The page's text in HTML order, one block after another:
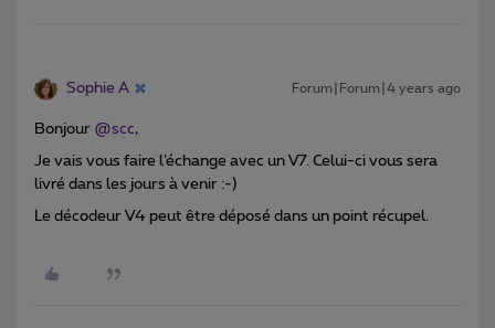
Sophie A Forum|Forum|4 years ago
Bonjour @scc,
Je vais vous faire l’échange avec un V7. Celui-ci vous sera
livré dans les jours à venir :-)
Le décodeur V4 peut être déposé dans un point récupel.